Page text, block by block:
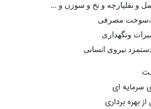
و نقلپارچه و نخ و سوزن و ...
،سوخت مصرفی
ونگهداری
نیروی انسانی
سرمایه ای
بهره برداری